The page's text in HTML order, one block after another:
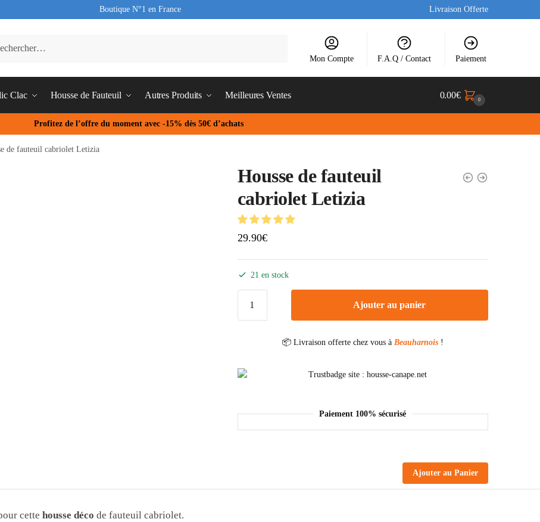
Boutique N°1 en France Livraison Offerte
Mon Compte F.A.Q / Contact Paiement
Clac Housse de Fauteuil Autres Produits Meilleures Ventes 0.00€ 0
Profitez de l’offre du moment avec -15% dès 50€ d’achats
de fauteuil cabriolet Letizia
Housse de fauteuil
cabriolet Letizia
29.90€
21 en stock
Ajouter au panier
📦 Livraison offerte chez vous à Beauharnois !
Paiement 100% sécurisé
Ajouter au Panier
cettehousse déco de fauteuil cabriolet.